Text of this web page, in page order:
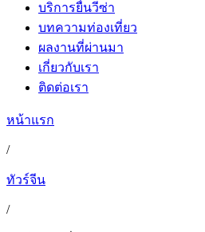
บริการยื่นวีซ่า
บทความท่องเที่ยว
ผลงานที่ผ่านมา
เกี่ยวกับเรา
ติดต่อเรา
หน้าแรก
/
ทัวร์จีน
/